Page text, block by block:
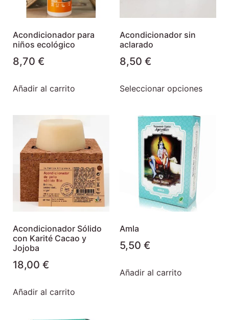
Acondicionador para
niños ecológico
8,70 €
Añadir al carrito
Acondicionador sin
aclarado
8,50 €
Seleccionar opciones
Acondicionador Sólido
con Karité Cacao y
Jojoba
18,00 €
Añadir al carrito
Amla
5,50 €
Añadir al carrito